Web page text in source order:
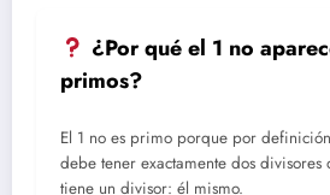
¿Por qué el 1 no
primos?
El 1 no es primo porque por
debe tener exactamente dos divisores
tiene un divisor: él mismo.